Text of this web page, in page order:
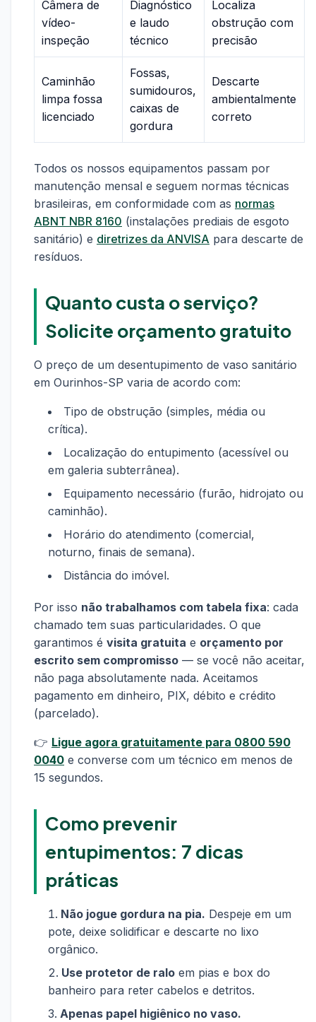
Câmera de
vídeo-
inspeção
Diagnóstico
e laudo
técnico
Localiza
obstrução com
precisão
Caminhão
limpa fossa
licenciado
Fossas,
sumidouros,
caixas de
gordura
Descarte
ambientalmente
correto
Todos os nossos equipamentos passam por
manutenção mensal e seguem normas técnicas
brasileiras, em conformidade com as normas
ABNT NBR 8160 (instalações prediais de esgoto
sanitário) e diretrizes da ANVISA para descarte de
resíduos.
Quanto custa o serviço?
Solicite orçamento gratuito
O preço de um desentupimento de vaso sanitário
em Ourinhos-SP varia de acordo com:
Tipo de obstrução (simples, média ou
crítica).
Localização do entupimento (acessível ou
em galeria subterrânea).
Equipamento necessário (furão, hidrojato ou
caminhão).
Horário do atendimento (comercial,
noturno, finais de semana).
Distância do imóvel.
Por isso não trabalhamos com tabela fixa: cada
chamado tem suas particularidades. O que
garantimos é visita gratuita e orçamento por
escrito sem compromisso — se você não aceitar,
não paga absolutamente nada. Aceitamos
pagamento em dinheiro, PIX, débito e crédito
(parcelado).
👉 Ligue agora gratuitamente para 0800 590
0040 e converse com um técnico em menos de
15 segundos.
Como prevenir
entupimentos: 7 dicas
práticas
Não jogue gordura na pia. Despeje em um
pote, deixe solidificar e descarte no lixo
orgânico.
Use protetor de ralo em pias e box do
banheiro para reter cabelos e detritos.
Apenas papel higiênico no vaso.